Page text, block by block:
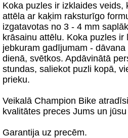
Koka puzles ir izklaides veids,
attēla ar kaķim raksturīgo
izgatavotas no 3 - 4 mm
krāsainu attēlu. Koka puzles ir
jebkuram gadījumam -
dienā, svētkos. Apdāvinātā
stundas, saliekot puzli kopā,
prieku.
Veikalā Champion Bike
kvalitātes preces Jums un
Garantija uz precēm.